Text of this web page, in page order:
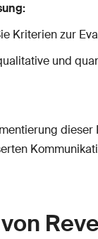
Kriterien zur
und
dieser